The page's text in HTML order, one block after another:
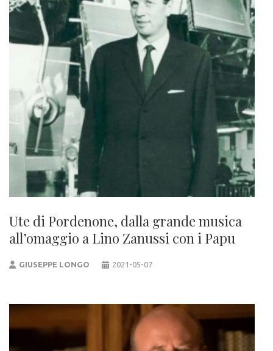
Ute di Pordenone, dalla grande musica
all’omaggio a Lino Zanussi con i Papu
GIUSEPPE LONGO 2021-05-07